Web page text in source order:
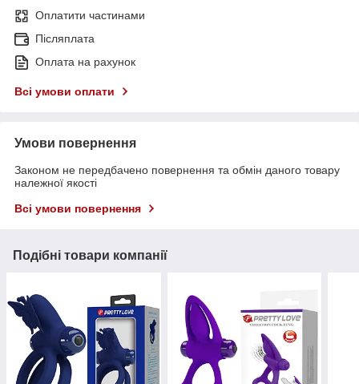
Оплатити частинами
Післяплата
Оплата на рахунок
Всі умови оплати
Умови повернення
Законом не передбачено повернення та обмін даного товару
належної якості
Всі умови повернення
Подібні товари компанії